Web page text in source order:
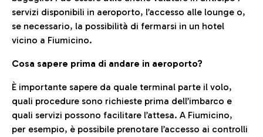
servizi disponibili in aeroporto, l’accesso alle lounge o,
se necessario, la possibilità di fermarsi in un hotel
vicino a Fiumicino.
Cosa sapere prima di andare in aeroporto?
È importante sapere da quale terminal parte il volo,
quali procedure sono richieste prima dell’imbarco e
quali servizi possono facilitare l’attesa. A Fiumicino,
per esempio, è possibile prenotare l’accesso ai controlli